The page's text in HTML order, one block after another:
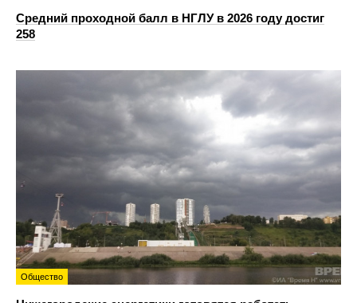
Средний проходной балл в НГЛУ в 2026 году достиг
258
Общество